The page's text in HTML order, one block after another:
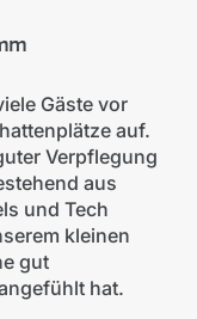
Gäste vor
auf.
Verpflegung
aus
und Tech
kleinen
gut
hat.